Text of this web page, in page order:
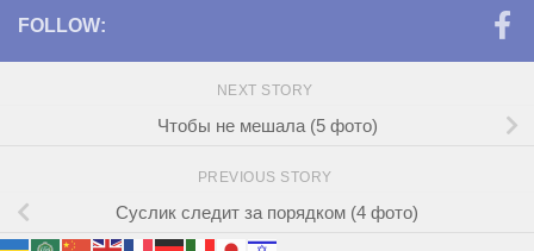
FOLLOW:
NEXT STORY
Чтобы не мешала (5 фото)
PREVIOUS STORY
Суслик следит за порядком (4 фото)